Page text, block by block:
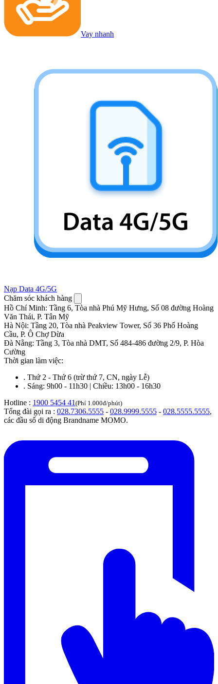
Vay nhanh
Nạp Data 4G/5G
Chăm sóc khách hàng
Hồ Chí Minh: Tầng 6, Tòa nhà Phú Mỹ Hưng, Số 08 đường Hoàng
Văn Thái, P. Tân Mỹ
Hà Nội: Tầng 20, Tòa nhà Peakview Tower, Số 36 Phố Hoàng
Cầu, P. Ô Chợ Dừa
Đà Nẵng: Tầng 3, Tòa nhà DMT, Số 484-486 đường 2/9, P. Hòa
Cường
Thời gian làm việc:
. Thứ 2 - Thứ 6 (trừ thứ 7, CN, ngày Lễ)
. Sáng: 9h00 - 11h30 | Chiều: 13h00 - 16h30
Hotline : 1900 5454 41 (Phí 1.000đ/phút)
Tổng đài gọi ra : 028.7306.5555 - 028.9999.5555 - 028.5555.5555,
các đầu số di động Brandname MOMO.